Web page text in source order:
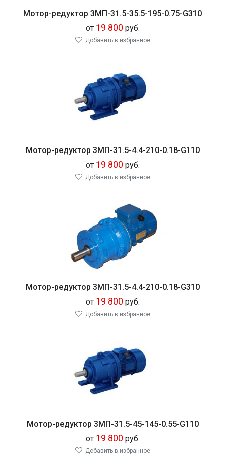
Мо­тор-ре­дук­тор 3МП-31.5-35.5-195-0.75-G310
от 19 800 руб.
Добавить в избранное
Мо­тор-ре­дук­тор 3МП-31.5-4.4-210-0.18-G110
от 19 800 руб.
Добавить в избранное
Мо­тор-ре­дук­тор 3МП-31.5-4.4-210-0.18-G310
от 19 800 руб.
Добавить в избранное
Мо­тор-ре­дук­тор 3МП-31.5-45-145-0.55-G110
от 19 800 руб.
Добавить в избранное